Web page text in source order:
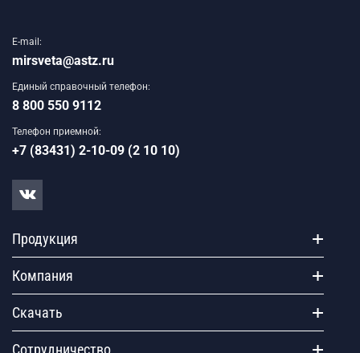
E-mail:
mirsveta@astz.ru
Единый справочный телефон:
8 800 550 9112
Телефон приемной:
+7 (83431) 2-10-09 (2 10 10)
Продукция
Компания
Скачать
Сотрудничество